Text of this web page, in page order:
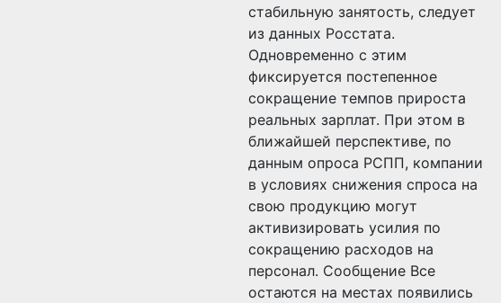
стабильную занятость, следует
из данных Росстата.
Одновременно с этим
фиксируется постепенное
сокращение темпов прироста
реальных зарплат. При этом в
ближайшей перспективе, по
данным опроса РСПП, компании
в условиях снижения спроса на
свою продукцию могут
активизировать усилия по
сокращению расходов на
персонал. Сообщение Все
остаются на местах появились